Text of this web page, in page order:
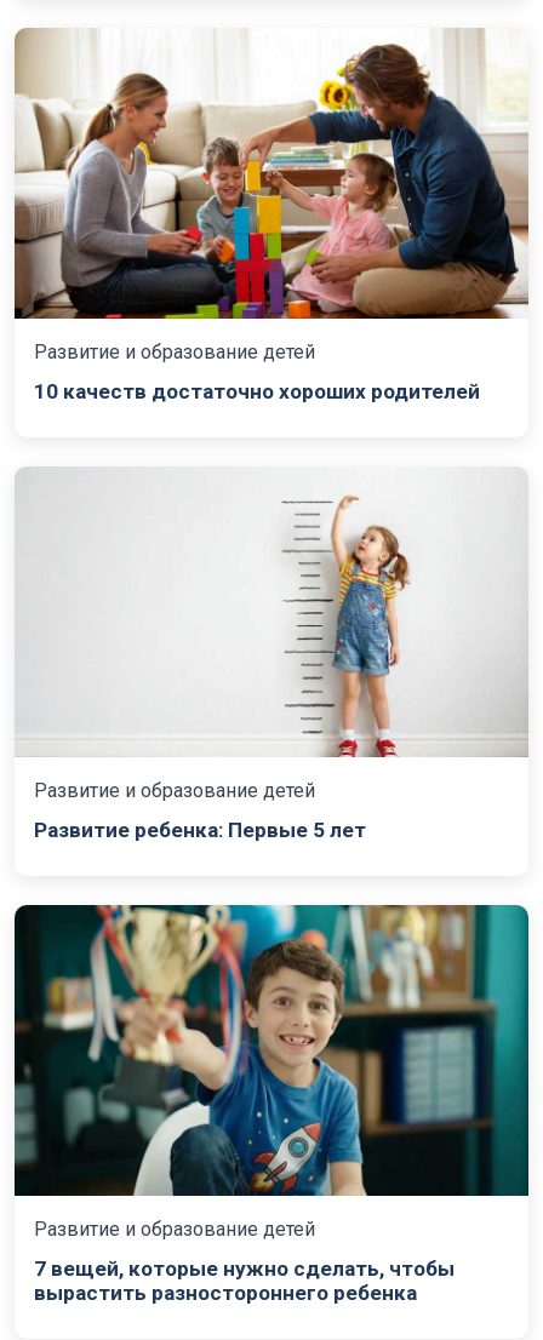
Развитие и образование детей
10 качеств достаточно хороших родителей
Развитие и образование детей
Развитие ребенка: Первые 5 лет
Развитие и образование детей
7 вещей, которые нужно сделать, чтобы
вырастить разностороннего ребенка